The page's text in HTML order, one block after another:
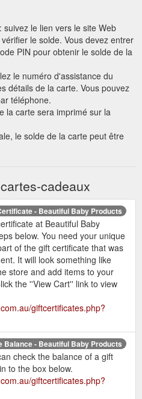
le lien vers le site Web
le solde. Vous devez entrer
PIN pour obtenir le solde de la
le numéro d'assistance du
détails de la carte. Vous pouvez
téléphone.
la carte sera imprimé sur la
le solde de la carte peut être
cadeaux
- Beautiful Baby Products
at Beautiful Baby
below. You need your unique
of the gift certificate that was
It will look something like
store and add items to your
the ''View Cart'' link to view
giftcertificates.php?
Balance - Beautiful Baby Products
check the balance of a gift
to the box below.
giftcertificates.php?